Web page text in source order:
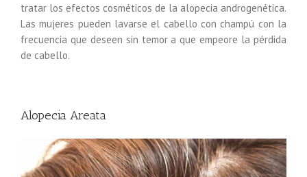
tratar los efectos cosméticos de la alopecia androgenética.
Las mujeres pueden lavarse el cabello con champú con la
frecuencia que deseen sin temor a que empeore la pérdida
de cabello.
Alopecia Areata